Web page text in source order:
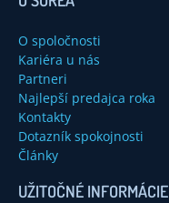
O spoločnosti
Kariéra u nás
Partneri
Najlepší predajca roka
Kontakty
Dotazník spokojnosti
Články
UŽITOČNÉ INFORMÁCIE